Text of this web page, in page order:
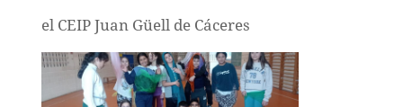
el CEIP Juan Güell de Cáceres